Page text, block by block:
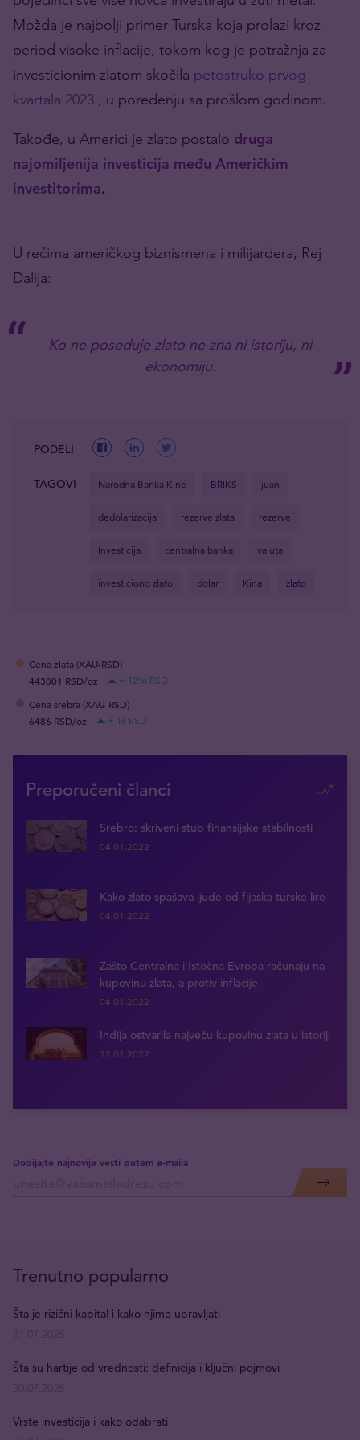
Možda je najbolji primer Turska koja prolazi kroz
period visoke inflacije, tokom kog je potražnja za
investicionim zlatom skočila petostruko prvog
kvartala 2023., u poređenju sa prošlom godinom.
Takođe, u Americi je zlato postalo druga
najomiljenija investicija među Američkim
investitorima.
U rečima američkog biznismena i milijardera, Rej
Dalija:
Ko ne poseduje zlato ne zna ni istoriju, ni
ekonomiju.
PODELI
TAGOVI Narodna Banka Kine BRIKS juan
dedolarizacija rezerve zlata rezerve
Investicija centralna banka valuta
investiciono zlato dolar Kina zlato
Cena zlata (XAU-RSD)
443001 RSD/oz
+ 1296 RSD
Cena srebra (XAG-RSD)
6486 RSD/oz
+ 16 RSD
Preporučeni članci
Srebro: skriveni stub finansijske stabilnosti
04.01.2022
Kako zlato spašava ljude od fijaska turske lire
04.01.2022
Zašto Centralna i Istočna Evropa računaju na
kupovinu zlata, a protiv inflacije
04.01.2022
Indija ostvarila najveću kupovinu zlata u istoriji
12.01.2022
Dobijajte najnovije vesti putem e-maila
Trenutno popularno
Šta je rizični kapital i kako njime upravljati
Šta su hartije od vrednosti: definicija i ključni pojmovi
Vrste investicija i kako odabrati